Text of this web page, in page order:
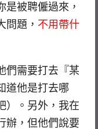
是被聘僱過來，
問題， 不用帶什
們需要打去『某
道他是打去哪
）。另外，我在
辦，但他們說要